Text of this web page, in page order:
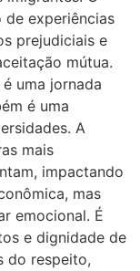
experiências
prejudiciais e
mútua.
uma jornada
é uma
A
mais
impactando
mas
emocional. É
e dignidade de
do respeito,